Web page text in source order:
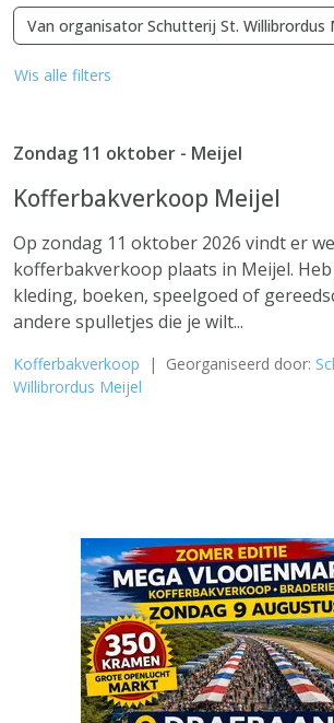
Van organisator Schutterij St. Willibrordus
Wis alle filters
Zondag 11 oktober - Meijel
Kofferbakverkoop Meijel
Op zondag 11 oktober 2026 vindt er
kofferbakverkoop plaats in Meijel.
kleding, boeken, speelgoed of
andere spulletjes die je wilt...
Kofferbakverkoop | Georganiseerd door:
Willibrordus Meijel